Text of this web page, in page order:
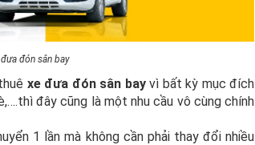
đón sân bay
xe đưa đón sân bayvì bất kỳ mục đích
đây cũng là một nhu cầu vô cùng chính
1 lần mà không cần phải thay đổi nhiều